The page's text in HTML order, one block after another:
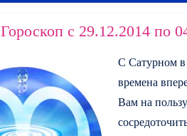
Гороскоп с 29.12.2014 по
С Сатурном в
времена
Вам на